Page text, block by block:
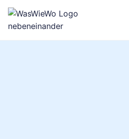
Zum
Inhalt
springen